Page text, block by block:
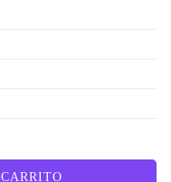
cantidad